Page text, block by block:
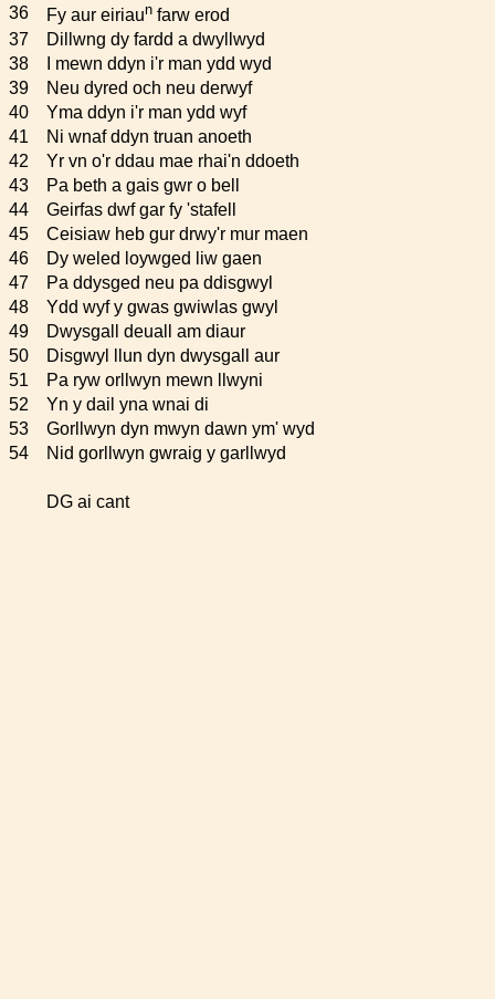
36
Fy aur eiriaun farw erod
37
Dillwng dy fardd a dwyllwyd
38
I mewn ddyn i'r man ydd wyd
39
Neu dyred och neu derwyf
40
Yma ddyn i'r man ydd wyf
41
Ni wnaf ddyn truan anoeth
42
Yr vn o'r ddau mae rhai'n ddoeth
43
Pa beth a gais gwr o bell
44
Geirfas dwf gar fy 'stafell
45
Ceisiaw heb gur drwy'r mur maen
46
Dy weled loywged liw gaen
47
Pa ddysged neu pa ddisgwyl
48
Ydd wyf y gwas gwiwlas gwyl
49
Dwysgall deuall am diaur
50
Disgwyl llun dyn dwysgall aur
51
Pa ryw orllwyn mewn llwyni
52
Yn y dail yna wnai di
53
Gorllwyn dyn mwyn dawn ym' wyd
54
Nid gorllwyn gwraig y garllwyd
DG ai cant